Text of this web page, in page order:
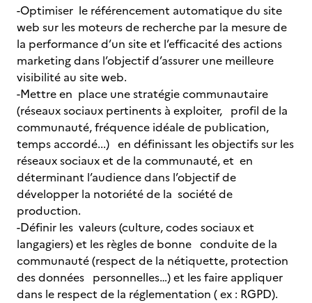
-Optimiser le référencement automatique du site
web sur les moteurs de recherche par la mesure de
la performance d’un site et l’efficacité des actions
marketing dans l’objectif d’assurer une meilleure
visibilité au site web.
-Mettre en place une stratégie communautaire
(réseaux sociaux pertinents à exploiter, profil de la
communauté, fréquence idéale de publication,
temps accordé...) en définissant les objectifs sur les
réseaux sociaux et de la communauté, et en
déterminant l’audience dans l’objectif de
développer la notoriété de la société de
production.
-Définir les valeurs (culture, codes sociaux et
langagiers) et les règles de bonne conduite de la
communauté (respect de la nétiquette, protection
des données personnelles…) et les faire appliquer
dans le respect de la réglementation ( ex : RGPD).